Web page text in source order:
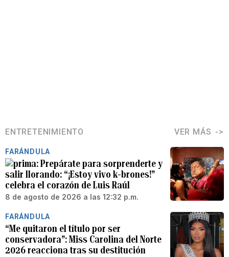
ENTRETENIMIENTO VER MÁS
FARÁNDULA
Prepárate para sorprenderte y
salir llorando: “¡Estoy vivo k-brones!”
celebra el corazón de Luis Raúl
8 de agosto de 2026 a las 12:32 p.m.
FARÁNDULA
“Me quitaron el título por ser
conservadora”: Miss Carolina del Norte
2026 reacciona tras su destitución